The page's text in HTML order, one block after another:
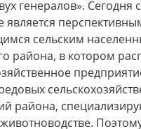
генералов». Сегодня
является
сельским
района, в котором
района,